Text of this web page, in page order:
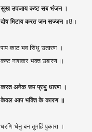
सुख उपजाय कष्ट सब भंजन ।
दोष मिटाय करत जन सज्जन॥8॥
पाप काट भव सिंधु उतारण ।
कष्ट नाशकर भक्त उबारण ॥
करत अनेक रूप प्रभु धारण ।
केवल आप भक्ति के कारण ॥
धरणि धेनु बन तुमहिं पुकारा ।